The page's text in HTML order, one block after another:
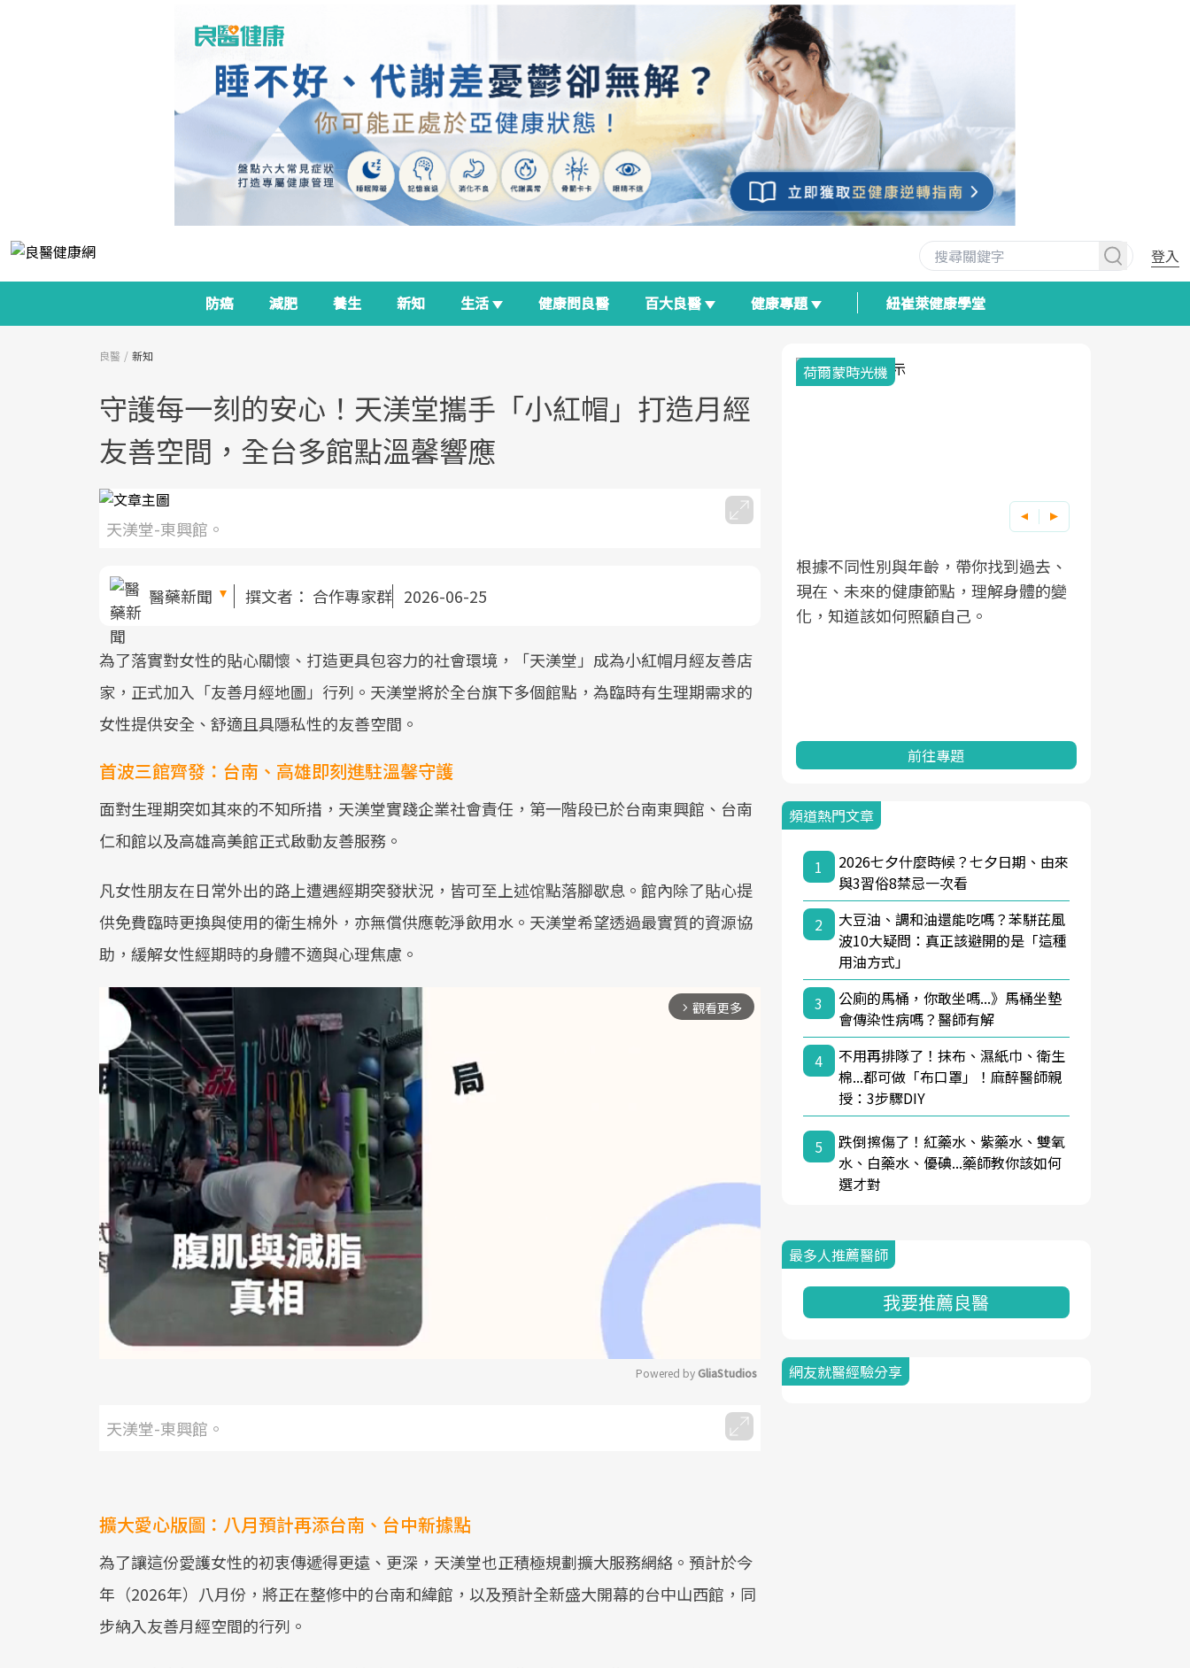
登入
防癌 減肥 養生 新知 生活 健康問良醫 百大良醫 健康專題 紐崔萊健康學堂
良醫 新知
守護每一刻的安心！天渼堂攜手「小紅帽」打造月經
友善空間，全台多館點溫馨響應
天渼堂-東興館。
醫藥新聞 撰文者： 合作專家群 2026-06-25
為了落實對女性的貼心關懷、打造更具包容力的社會環境，「天渼堂」成為小紅帽月經友善店
家，正式加入「友善月經地圖」行列。天渼堂將於全台旗下多個館點，為臨時有生理期需求的
女性提供安全、舒適且具隱私性的友善空間。
首波三館齊發：台南、高雄即刻進駐溫馨守護
面對生理期突如其來的不知所措，天渼堂實踐企業社會責任，第一階段已於台南東興館、台南
仁和館以及高雄高美館正式啟動友善服務。
凡女性朋友在日常外出的路上遭遇經期突發狀況，皆可至上述馆點落腳歇息。館內除了貼心提
供免費臨時更換與使用的衛生棉外，亦無償供應乾淨飲用水。天渼堂希望透過最實質的資源協
助，緩解女性經期時的身體不適與心理焦慮。
arrow_forward_ios 觀看更多
Powered by GliaStudios
天渼堂-東興館。
擴大愛心版圖：八月預計再添台南、台中新據點
為了讓這份愛護女性的初衷傳遞得更遠、更深，天渼堂也正積極規劃擴大服務網絡。預計於今
年（2026年）八月份，將正在整修中的台南和緯館，以及預計全新盛大開幕的台中山西館，同
步納入友善月經空間的行列。
關注的核心議題。然而，健檢不只是醫
療院所的服務，更是民眾了解自身健康
荷爾蒙時光機
根據不同性別與年齡，帶你找到過去、
現在、未來的健康節點，理解身體的變
化，知道該如何照顧自己。
前往專題
頻道熱門文章
1
2026七夕什麼時候？七夕日期、由來
與3習俗8禁忌一次看
2
大豆油、調和油還能吃嗎？苯駢芘風
波10大疑問：真正該避開的是「這種
用油方式」
3
公廁的馬桶，你敢坐嗎...》馬桶坐墊
會傳染性病嗎？醫師有解
4
不用再排隊了！抹布、濕紙巾、衛生
棉...都可做「布口罩」！麻醉醫師親
授：3步驟DIY
5
跌倒擦傷了！紅藥水、紫藥水、雙氧
水、白藥水、優碘...藥師教你該如何
選才對
最多人推薦醫師
我要推薦良醫
網友就醫經驗分享